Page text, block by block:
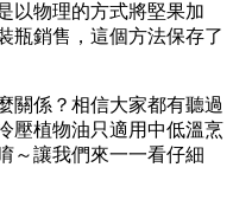
以物理的方式將堅果加
瓶銷售，這個方法保存了
關係？相信大家都有聽過
壓植物油只適用中低溫烹
～讓我們來一一看仔細